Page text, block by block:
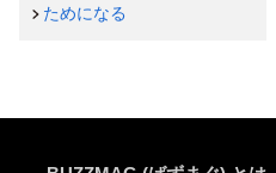
ためになる